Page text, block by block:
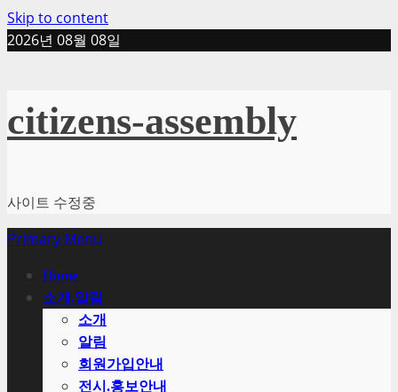
Skip to content
2026년 08월 08일
citizens-assembly
사이트 수정중
Primary Menu
Home
소개.알림
소개
알림
회원가입안내
전시.홍보안내